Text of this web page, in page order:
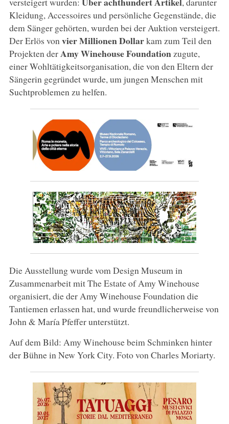
Kleidung, Accessoires und persönliche Gegenstände, die
dem Sänger gehörten, wurden bei der Auktion versteigert.
Der Erlös von vier Millionen Dollarkam zum Teil den
Projekten derAmy Winehouse Foundation zugute,
einer Wohltätigkeitsorganisation, die von den Eltern der
Sängerin gegründet wurde, um jungen Menschen mit
Suchtproblemen zu helfen.
Die Ausstellung wurde vom Design Museum in
Zusammenarbeit mit The Estate of Amy Winehouse
organisiert, die der Amy Winehouse Foundation die
Tantiemen erlassen hat, und wurde freundlicherweise von
John & María Pfeffer unterstützt.
Auf dem Bild: Amy Winehouse beim Schminken hinter
der Bühne in New York City. Foto von Charles Moriarty.